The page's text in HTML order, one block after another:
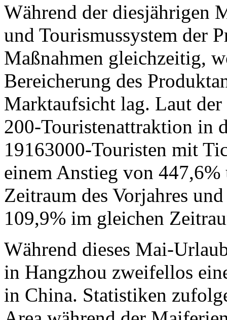
Während der diesjährigen
und Tourismussystem der
Maßnahmen gleichzeitig,
Bereicherung des
Marktaufsicht lag. Laut
200-Touristenattraktion in
19163000-Touristen mit
einem Anstieg von
Zeitraum des Vorjahres
109,9% im gleichen
Während dieses Mai-
in Hangzhou zweifellos
in China. Statistiken